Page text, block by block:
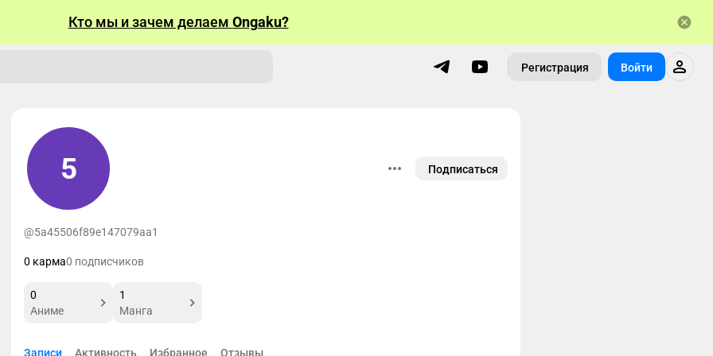
Кто мы и зачем делаем Ongaku?
Регистрация Войти
5 Подписаться
@5a45506f89e147079aa1
0 карма0 подписчиков
0
Аниме
1
Манга
Записи Активность Избранное Отзывы